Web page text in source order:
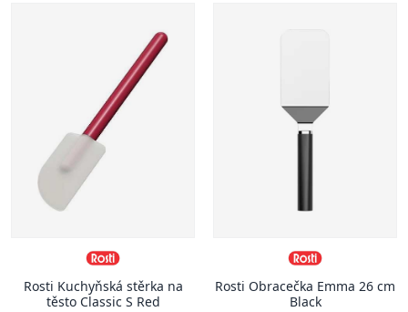
Rosti Kuchyňská stěrka na
těsto Classic S Red
Rosti Obracečka Emma 26 cm
Black